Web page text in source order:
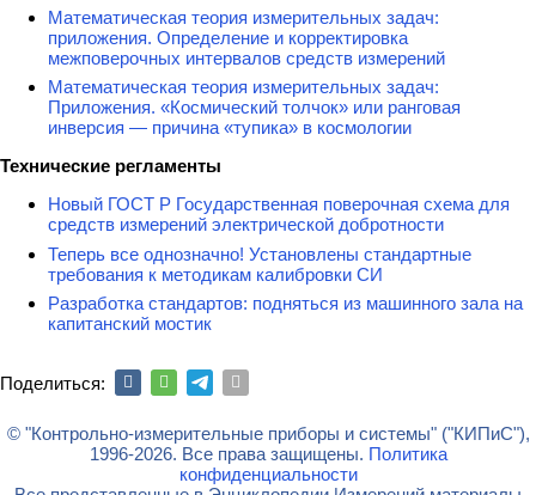
Математическая теория измерительных задач:
приложения. Определение и корректировка
межповерочных интервалов средств измерений
Математическая теория измерительных задач:
Приложения. «Космический толчок» или ранговая
инверсия — причина «тупика» в космологии
Технические регламенты
Новый ГОСТ Р Государственная поверочная схема для
средств измерений электрической добротности
Теперь все однозначно! Установлены стандартные
требования к методикам калибровки СИ
Разработка стандартов: подняться из машинного зала на
капитанский мостик
Поделиться:
© "Контрольно-измерительные приборы и системы" ("КИПиС"),
1996-2026. Все права защищены. Политика
конфиденциальности